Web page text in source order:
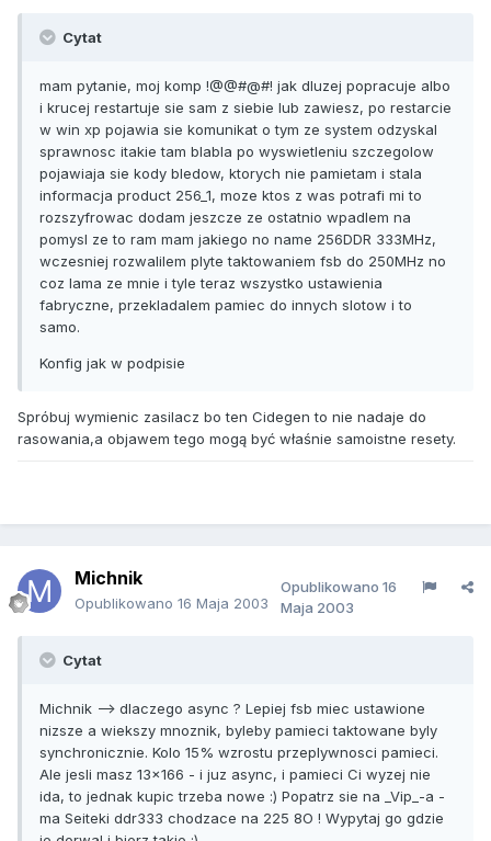
Cytat
mam pytanie, moj komp !@@#@#! jak dluzej popracuje albo
i krucej restartuje sie sam z siebie lub zawiesz, po restarcie
w win xp pojawia sie komunikat o tym ze system odzyskal
sprawnosc itakie tam blabla po wyswietleniu szczegolow
pojawiaja sie kody bledow, ktorych nie pamietam i stala
informacja product 256_1, moze ktos z was potrafi mi to
rozszyfrowac dodam jeszcze ze ostatnio wpadlem na
pomysl ze to ram mam jakiego no name 256DDR 333MHz,
wczesniej rozwalilem plyte taktowaniem fsb do 250MHz no
coz lama ze mnie i tyle teraz wszystko ustawienia
fabryczne, przekladalem pamiec do innych slotow i to
samo.
Konfig jak w podpisie
Spróbuj wymienic zasilacz bo ten Cidegen to nie nadaje do
rasowania,a objawem tego mogą być właśnie samoistne resety.
Michnik
Opublikowano 16 Maja 2003
Opublikowano 16
Maja 2003
Cytat
Michnik --> dlaczego async ? Lepiej fsb miec ustawione
nizsze a wiekszy mnoznik, byleby pamieci taktowane byly
synchronicznie. Kolo 15% wzrostu przeplywnosci pamieci.
Ale jesli masz 13x166 - i juz async, i pamieci Ci wyzej nie
ida, to jednak kupic trzeba nowe :) Popatrz sie na _Vip_-a -
ma Seiteki ddr333 chodzace na 225 8O ! Wypytaj go gdzie